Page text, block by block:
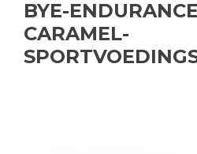
BYE-
CARAMEL-